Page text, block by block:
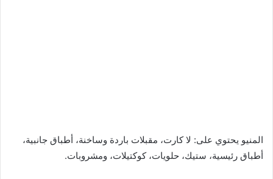
المنيو يحتوي على: لا كارت، مقبلات باردة وساخنة، أطباق جانبية،
أطباق رئيسية، ستيك، حلويات، كوكتيلات، ومشروبات.